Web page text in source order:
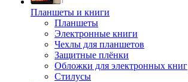
Планшеты и книги
Планшеты
Электронные книги
Чехлы для планшетов
Защитные плёнки
Обложки для электронных книг
Стилусы